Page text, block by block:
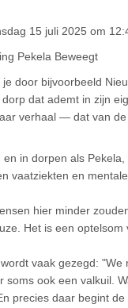
15 juli 2025 om
Pekela Beweegt
je door bijvoorbeeld
dat ademt in zijn
verhaal — dat van
en in dorpen als
vaatziekten en
hier minder
Het is een
vaak gezegd:
soms ook een valkuil.
precies daar begint de